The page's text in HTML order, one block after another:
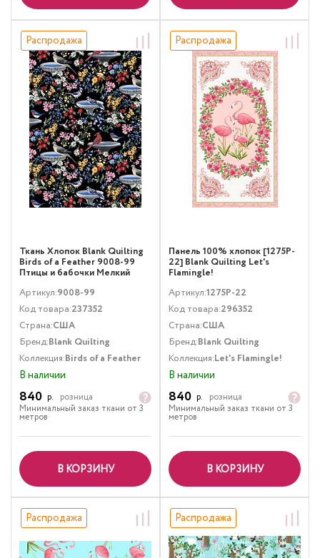
Распродажа
Ткань Хлопок Blank Quilting
Birds of a Feather 9008-99
Птицы и бабочки Мелкий
Артикул:9008-99
Код товара:237352
Страна:США
Бренд:Blank Quilting
Коллекция:Birds of a Feather
В наличии
840 р.
розница
Минимальный заказ ткани от 3
метров
В КОРЗИНУ
Распродажа
Панель 100% хлопок [1275P-
22] Blank Quilting Let's
Flamingle!
Артикул:1275P-22
Код товара:296352
Страна:США
Бренд:Blank Quilting
Коллекция:Let's Flamingle!
В наличии
840 р.
розница
Минимальный заказ ткани от 3
метров
В КОРЗИНУ
Распродажа Распродажа